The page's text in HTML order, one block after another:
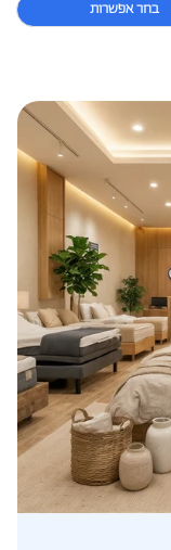
בחר אפשרות